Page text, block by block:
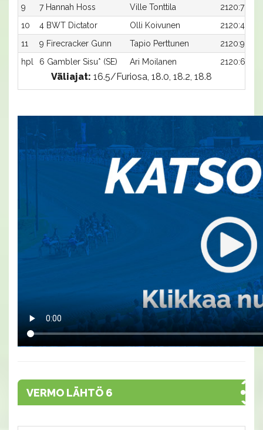
9 7 Hannah Hoss Ville Tonttila
2120:7
10
4 BWT Dictator Olli Koivunen
2120:4
11
9 Firecracker Gunn Tapio Perttunen
2120:9
hpl
6 Gambler Sisu* (SE) Ari Moilanen 2120:6
Väliajat: 16.5/Furiosa, 18.0, 18.2, 18.8
VERMO LÄHTÖ 6